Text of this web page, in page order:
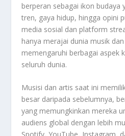
berperan sebagai ikon budaya
tren, gaya hidup, hingga opini
media sosial dan platform
hanya merajai dunia musik
memengaruhi berbagai aspek
seluruh dunia.
Musisi dan artis saat ini
besar daripada sebelumnya,
yang memungkinkan mereka
audiens global dengan lebih